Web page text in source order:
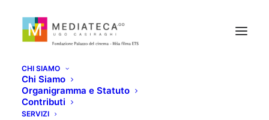
CHI SIAMO
Chi Siamo
Organigramma e Statuto
Contributi
SERVIZI